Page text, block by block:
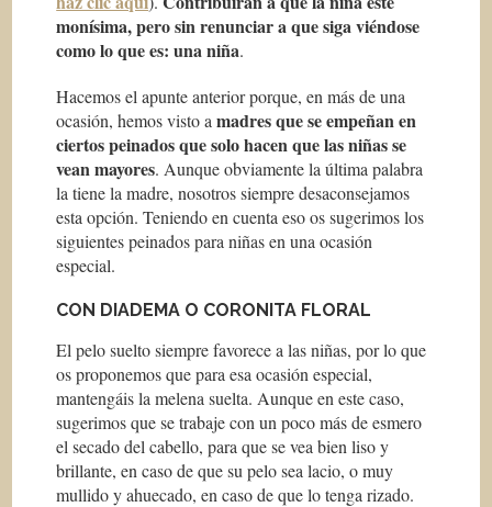
monísima, pero sin renunciar a que siga viéndose
como lo que es: una niña.
Hacemos el apunte anterior porque, en más de una
ocasión, hemos visto amadres que se empeñan en
ciertos peinados que solo hacen que las niñas se
vean mayores. Aunque obviamente la última palabra
la tiene la madre, nosotros siempre desaconsejamos
esta opción. Teniendo en cuenta eso os sugerimos los
siguientes peinados para niñas en una ocasión
especial.
CON DIADEMA O CORONITA FLORAL
El pelo suelto siempre favorece a las niñas, por lo que
os proponemos que para esa ocasión especial,
mantengáis la melena suelta. Aunque en este caso,
sugerimos que se trabaje con un poco más de esmero
el secado del cabello, para que se vea bien liso y
brillante, en caso de que su pelo sea lacio, o muy
mullido y ahuecado, en caso de que lo tenga rizado.